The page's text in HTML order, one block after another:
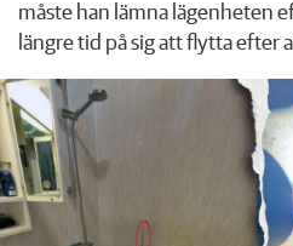
måste han lämna lägenheten
längre tid på sig att flytta efter